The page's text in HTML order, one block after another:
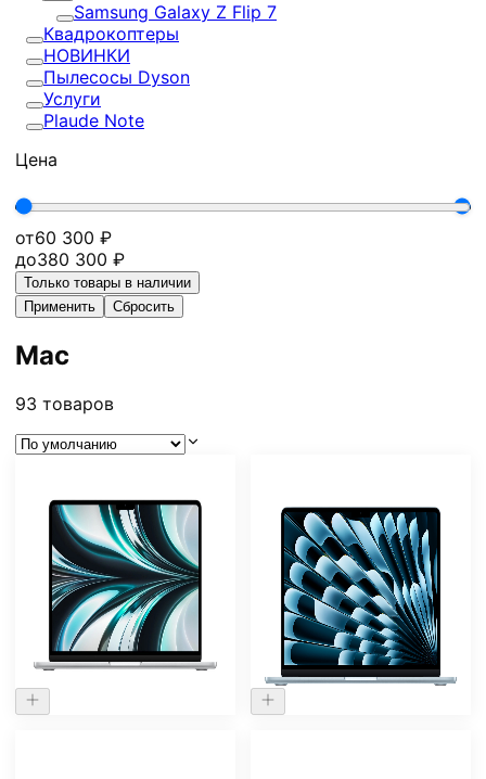
Samsung Galaxy Z Flip 7
Квадрокоптеры
НОВИНКИ
Пылесосы Dyson
Услуги
Plaude Note
Цена
от60 300 ₽
до380 300 ₽
Только товары в наличии
Применить
Сбросить
Mac
93 товаров
Нет в наличии
Ноутбук Apple MacBook
Air 13" M3 10-core
8/256ГБ Серебристый
139 990₽
113.000 ₽
Нет в наличии
Ноутбук Apple MacBook
Air 13.6 (2025) M4 16/256
ГБ Небесно-голубой
103 000₽
93.000 ₽